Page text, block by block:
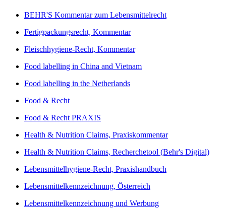
BEHR'S Kommentar zum Lebensmittelrecht
Fertigpackungsrecht, Kommentar
Fleischhygiene-Recht, Kommentar
Food labelling in China and Vietnam
Food labelling in the Netherlands
Food & Recht
Food & Recht PRAXIS
Health & Nutrition Claims, Praxiskommentar
Health & Nutrition Claims, Recherchetool (Behr's Digital)
Lebensmittelhygiene-Recht, Praxishandbuch
Lebensmittelkennzeichnung, Österreich
Lebensmittelkennzeichnung und Werbung